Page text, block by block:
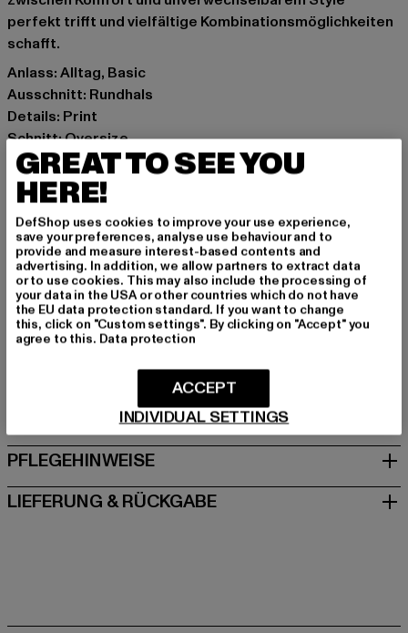
perfekt trifft und vielfältige Kombinationsmöglichkeiten
schafft.
Anlass: Alltag, Basic
Ausschnitt: Rundhals
Details: Print
Schnitt: Oversize
Marke: MJ Gonzales
Kat.: T-Shirts
Farbe: weiß
Hersteller Farbe: white
Materialzusammensetzung: 100% Baumwolle
Art.Nr: MJG11916-00220
Hersteller: TB International GmbH |info@tbint.de
Dr.-Robert-Murjahn-Straße 7 | 64372 Ober-Ramstadt |
GRÖSSE & PASSFORM
PFLEGEHINWEISE
LIEFERUNG & RÜCKGABE
GREAT TO SEE YOU
HERE!
DefShop uses cookies to improve your use experience,
save your preferences, analyse use behaviour and to
provide and measure interest-based contents and
advertising. In addition, we allow partners to extract data
or to use cookies. This may also include the processing of
your data in the USA or other countries which do not have
the EU data protection standard. If you want to change
this, click on "Custom settings". By clicking on "Accept" you
agree to this. Data protection
INDIVIDUAL SETTINGS
ACCEPT